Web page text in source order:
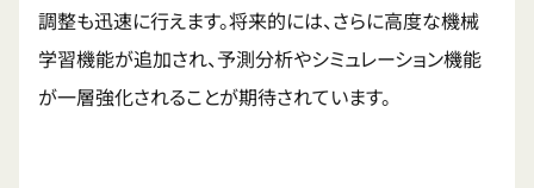
調整も迅速に行えます。将来的には、さらに高度な機械
学習機能が追加され、予測分析やシミュレーション機能
が一層強化されることが期待されています。